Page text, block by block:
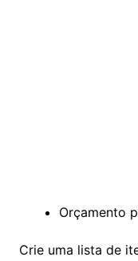
Orçamento
Crie uma lista de